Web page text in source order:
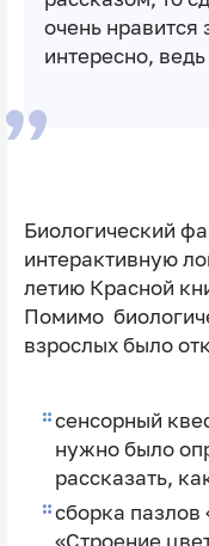
очень нравится
интересно,
Биологический
интерактивную
летию Красной
Помимо
взрослых было
сенсорный
нужно было
рассказать,
сборка пазлов